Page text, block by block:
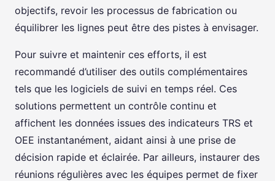
objectifs, revoir les processus de fabrication ou
équilibrer les lignes peut être des pistes à envisager.
Pour suivre et maintenir ces efforts, il est
recommandé d’utiliser des outils complémentaires
tels que les logiciels de suivi en temps réel. Ces
solutions permettent un contrôle continu et
affichent les données issues des indicateurs TRS et
OEE instantanément, aidant ainsi à une prise de
décision rapide et éclairée. Par ailleurs, instaurer des
réunions régulières avec les équipes permet de fixer